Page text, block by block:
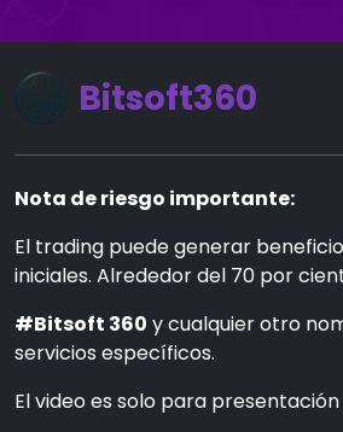
Bitsoft360
Nota de riesgo importante:
El trading puede generar
iniciales. Alrededor del 70 por
#Bitsoft 360 y cualquier otro
servicios específicos.
El video es solo para